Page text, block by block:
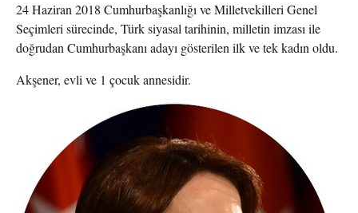
24 Haziran 2018 Cumhurbaşkanlığı ve Milletvekilleri Genel
Seçimleri sürecinde, Türk siyasal tarihinin, milletin imzası ile
doğrudan Cumhurbaşkanı adayı gösterilen ilk ve tek kadın oldu.
Akşener, evli ve 1 çocuk annesidir.